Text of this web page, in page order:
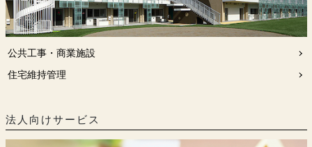
公共工事・商業施設
住宅維持管理
法人向けサービス